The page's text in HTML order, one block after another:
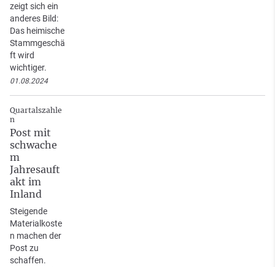
zeigt sich ein
anderes Bild:
Das heimische
Stammgeschä
ft wird
wichtiger.
01.08.2024
Quartalszahle
n
Post mit
schwache
m
Jahresauft
akt im
Inland
Steigende
Materialkoste
n machen der
Post zu
schaffen.